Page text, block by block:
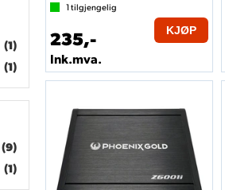
(1)
(1)
(9)
(1)
1tilgjengelig
235,-
Ink.mva.
KJØP